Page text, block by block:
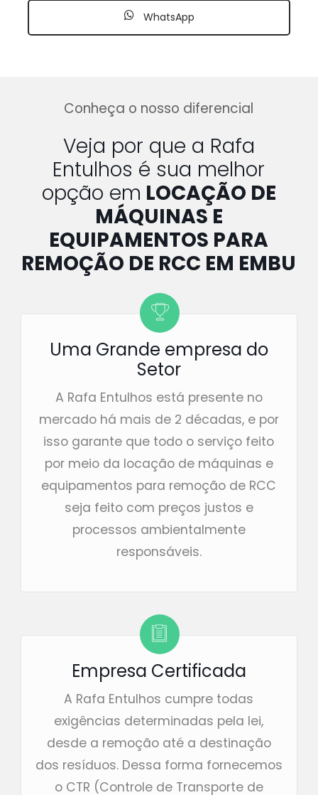
WhatsApp
Conheça o nosso diferencial
Veja por que a Rafa
Entulhos é sua melhor
opção em LOCAÇÃO DE
MÁQUINAS E
EQUIPAMENTOS PARA
REMOÇÃO DE RCC EM EMBU
Uma Grande empresa do
Setor
A Rafa Entulhos está presente no
mercado há mais de 2 décadas, e por
isso garante que todo o serviço feito
por meio da locação de máquinas e
equipamentos para remoção de RCC
seja feito com preços justos e
processos ambientalmente
responsáveis.
Empresa Certificada
A Rafa Entulhos cumpre todas
exigências determinadas pela lei,
desde a remoção até a destinação
dos resíduos. Dessa forma fornecemos
o CTR (Controle de Transporte de